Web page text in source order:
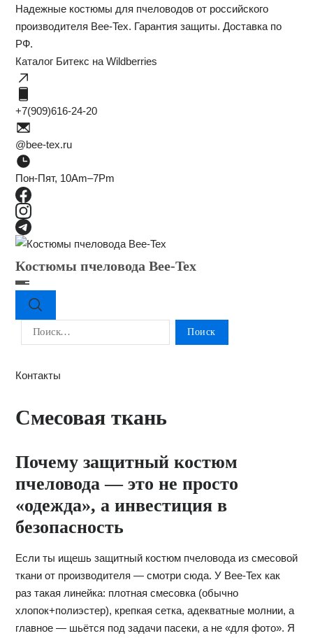
Надежные костюмы для пчеловодов от российского
производителя Bee-Tex. Гарантия защиты. Доставка по
РФ.
Каталог Битекс на Wildberries
+7(909)616-24-20
@bee-tex.ru
Пон-Пят, 10Am–7Pm
Костюмы пчеловода Bee-Tex
Контакты
Смесовая ткань
Почему защитный костюм
пчеловода — это не просто
«одежда», а инвестиция в
безопасность
Если ты ищешь защитный костюм пчеловода из смесовой
ткани от производителя — смотри сюда. У Bee‑Tex как
раз такая линейка: плотная смесовка (обычно
хлопок+полиэстер), крепкая сетка, адекватные молнии, а
главное — шьётся под задачи пасеки, а не «для фото». Я